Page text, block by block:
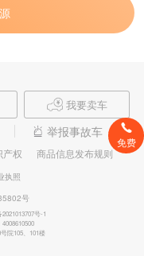
我要卖车
举报事故车
产权 商品信息发布规则
执照
号
号-1
院105、101楼
免费